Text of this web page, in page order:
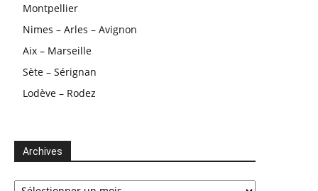
Montpellier
Nimes – Arles – Avignon
Aix – Marseille
Sète – Sérignan
Lodève – Rodez
Archives
Archives